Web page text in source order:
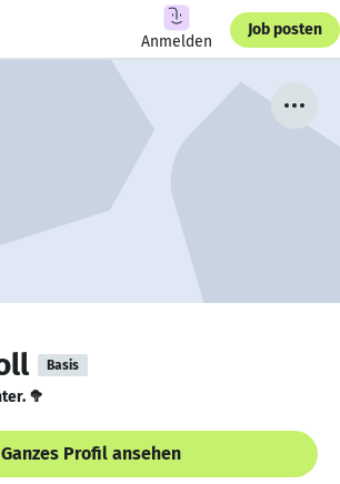
Anmelden
Job posten
Basis
🥦
Ganzes Profil ansehen